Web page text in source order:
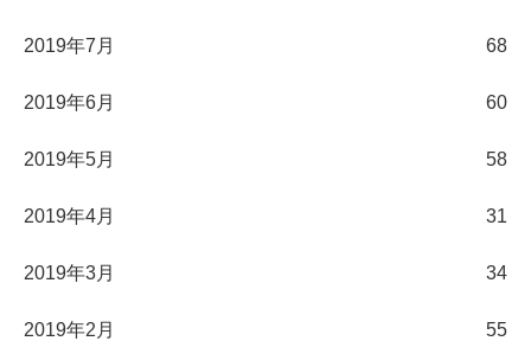
2019年7月 68
2019年6月 60
2019年5月 58
2019年4月 31
2019年3月 34
2019年2月 55